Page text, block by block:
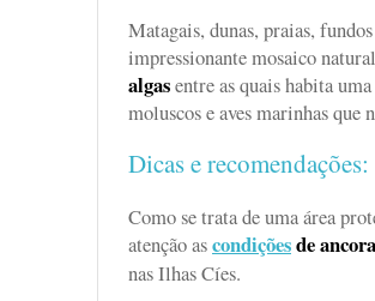
Matagais, dunas, praias,
impressionante mosaico
algasentre as quais habita
moluscos e aves marinhas
Dicas e
Como se trata de uma área
atenção ascondiçõesde
nas Ilhas Cíes.